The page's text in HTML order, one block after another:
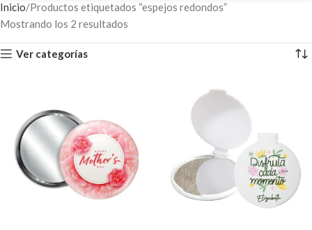
Inicio Productos etiquetados “espejos redondos”
Mostrando los 2 resultados
Ver categorías